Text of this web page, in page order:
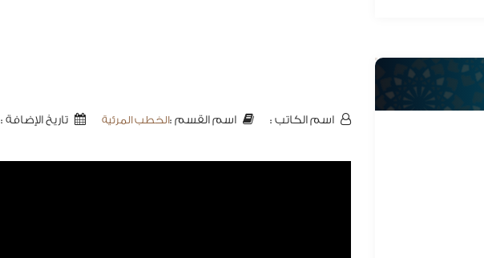
اسم الكاتب : اسم القسم :الخطب المرئية تاريخ الإضافة : 17 / 05